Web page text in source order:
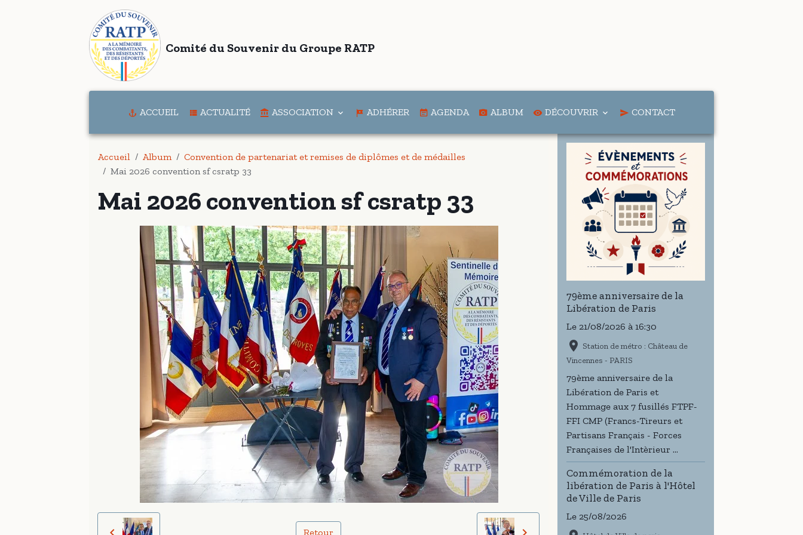
Comité du Souvenir du Groupe RATP
ACCUEIL ACTUALITÉ ASSOCIATION ADHÉRER AGENDA ALBUM DÉCOUVRIR CONTACT
Accueil Album
Convention de partenariat et remises de diplômes et de médailles
Mai 2026 convention sf csratp 33
Mai 2026 convention sf csratp 33
Retour
79ème anniversaire de la
Libération de Paris
Le 21/08/2026 à 16:30
Station de métro : Château de
Vincennes - PARIS
79ème anniversaire de la
Libération de Paris et
Hommage aux 7 fusillés FTPF-
FFI CMP (Francs-Tireurs et
Partisans Français - Forces
Françaises de l'Intèrieur ...
Commémoration de la
libération de Paris à l'Hôtel
de Ville de Paris
Le 25/08/2026